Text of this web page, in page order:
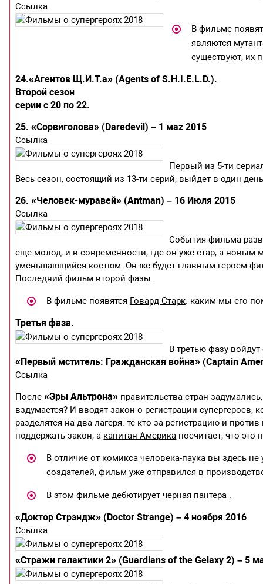
Ссылка
В фильме
являются
существуют, их
24.«Агентов Щ.И.Т.а» (Agents of S.H.I.E.L.D.).
Второй сезон
серии с 20 по 22.
25. «Сорвиголова» (Daredevil) – 1 маz 2015
Ссылка
Первый из 5-ти
Весь сезон, состоящий из 13-ти серий, выйдет в один
26. «Человек-муравей» (Antman) – 16 Июля 2015
Ссылка
События фильма
еще молод, и в современности, где он уже стар, а новым
уменьшающийся костюм. Он же будет главным героем
Последний фильм второй фазы.
В фильме появятся Говард Старк. каким мы его
Третья фаза.
В третью фазу
«Первый мститель: Гражданская война» (Captain
Ссылка
После«Эры Альтрона» правительства стран
вздумается? И вводят закон о регистрации
разделятся на два лагеря: те кто за регистрацию и
поддержать закон, а капитан Америка посчитает, что это
В отличие от комикса человека-паукавы здесь не
создателей, фильм уже отправился в
В этом фильме дебютирует черная пантера.
«Доктор Стрэндж» (Doctor Strange) – 4 ноября 2016
Ссылка
«Стражи галактики 2» (Guardians of the Gelaxy 2) – 5